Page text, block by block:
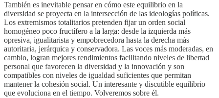
También es inevitable pensar en cómo este equilibrio en la
diversidad se proyecta en la intersección de las ideologías políticas.
Los extremismos totalitarios pretenden fijar un orden social
homogéneo poco fructífero a la larga: desde la izquierda más
opresiva, igualitarista y empobrecedora hasta la derecha más
autoritaria, jerárquica y conservadora. Las voces más moderadas, en
cambio, logran mejores rendimientos facilitando niveles de libertad
personal que favorecen la diversidad y la innovación y son
compatibles con niveles de igualdad suficientes que permitan
mantener la cohesión social. Un interesante y discutible equilibrio
que evoluciona en el tiempo. Volveremos sobre él.